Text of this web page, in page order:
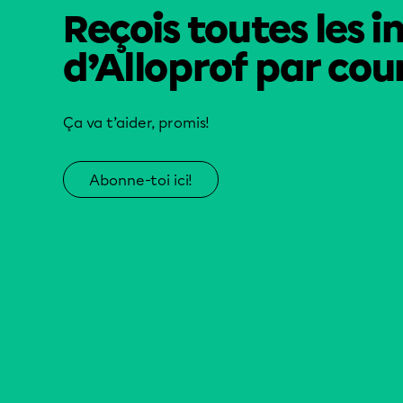
Reçois toutes les
d’Alloprof par
Ça va t’aider, promis!
Abonne-toi ici!